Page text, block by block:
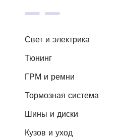
Свет и электрика
Тюнинг
ГРМ и ремни
Тормозная система
Шины и диски
Кузов и уход